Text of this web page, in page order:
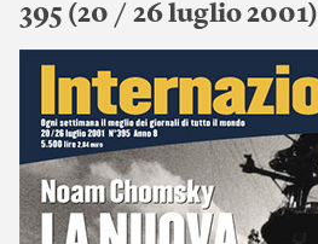
395 (20 / 26 luglio 2001)